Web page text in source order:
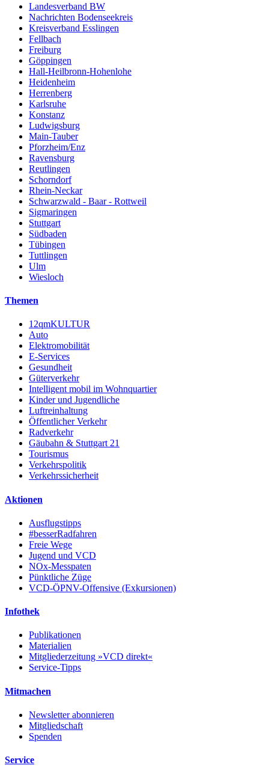
Landesverband BW
Nachrichten Bodenseekreis
Kreisverband Esslingen
Fellbach
Freiburg
Göppingen
Hall-Heilbronn-Hohenlohe
Heidenheim
Herrenberg
Karlsruhe
Konstanz
Ludwigsburg
Main-Tauber
Pforzheim/Enz
Ravensburg
Reutlingen
Schorndorf
Rhein-Neckar
Schwarzwald - Baar - Rottweil
Sigmaringen
Stuttgart
Südbaden
Tübingen
Tuttlingen
Ulm
Wiesloch
Themen
12qmKULTUR
Auto
Elektromobilität
E-Services
Gesundheit
Güterverkehr
Intelligent mobil im Wohnquartier
Kinder und Jugendliche
Luftreinhaltung
Öffentlicher Verkehr
Radverkehr
Gäubahn & Stuttgart 21
Tourismus
Verkehrspolitik
Verkehrssicherheit
Aktionen
Ausflugstipps
#besserRadfahren
Freie Wege
Jugend und VCD
NOx-Messpaten
Pünktliche Züge
VCD-ÖPNV-Offensive (Exkursionen)
Infothek
Publikationen
Materialien
Mitgliederzeitung »VCD direkt«
Service-Tipps
Mitmachen
Newsletter abonnieren
Mitgliedschaft
Spenden
Service